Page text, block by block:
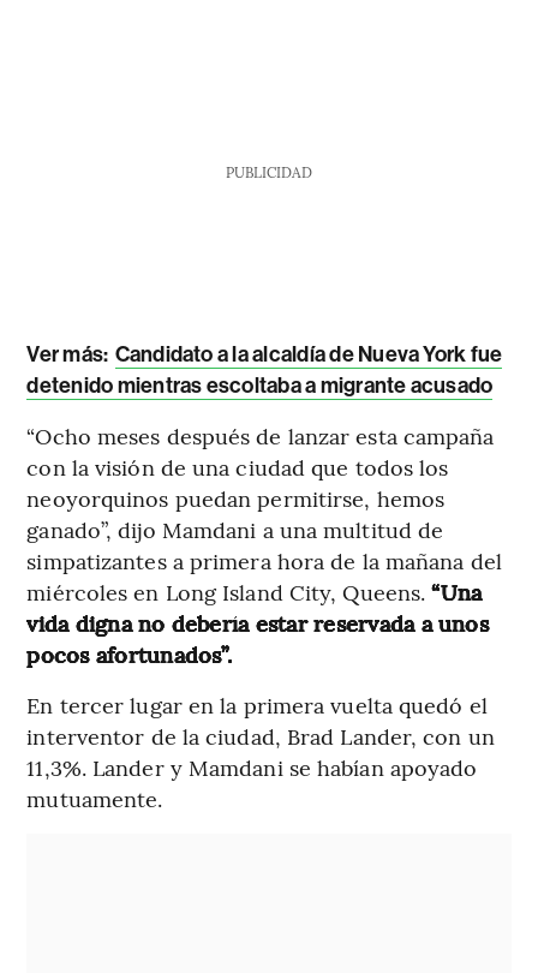
PUBLICIDAD
Ver más: Candidato a la alcaldía de Nueva York fue
detenido mientras escoltaba a migrante acusado
“Ocho meses después de lanzar esta campaña
con la visión de una ciudad que todos los
neoyorquinos puedan permitirse, hemos
ganado”, dijo Mamdani a una multitud de
simpatizantes a primera hora de la mañana del
miércoles en Long Island City, Queens.“Una
vida digna no debería estar reservada a unos
pocos afortunados”.
En tercer lugar en la primera vuelta quedó el
interventor de la ciudad, Brad Lander, con un
11,3%. Lander y Mamdani se habían apoyado
mutuamente.